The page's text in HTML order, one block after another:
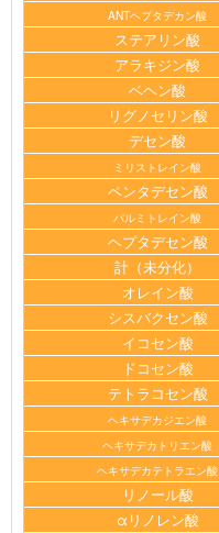
ANTヘプタデカン酸
ステアリン酸
アラキジン酸
ベヘン酸
リグノセリン酸
デセン酸
ミリストレイン酸
ペンタデセン酸
パルミトレイン酸
ヘプタデセン酸
計（未分化）
オレイン酸
シスバクセン酸
イコセン酸
ドコセン酸
テトラコセン酸
ヘキサデカジエン酸
ヘキサデカトリエン酸
ヘキサデカテトラエン酸
リノール酸
αリノレン酸